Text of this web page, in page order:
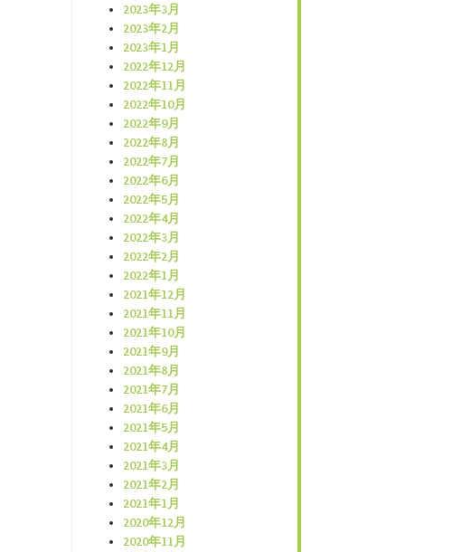
2023年3月
2023年2月
2023年1月
2022年12月
2022年11月
2022年10月
2022年9月
2022年8月
2022年7月
2022年6月
2022年5月
2022年4月
2022年3月
2022年2月
2022年1月
2021年12月
2021年11月
2021年10月
2021年9月
2021年8月
2021年7月
2021年6月
2021年5月
2021年4月
2021年3月
2021年2月
2021年1月
2020年12月
2020年11月